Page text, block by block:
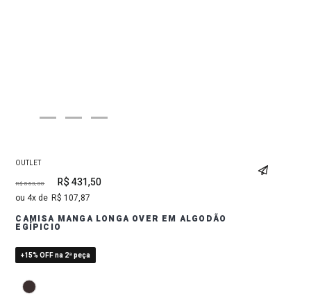
OUTLET
R$ 863,00 R$ 431,50
4 R$ 107,87
CAMISA MANGA LONGA OVER EM ALGODÃO
EGÍPICIO
+15% OFF na 2ª peça